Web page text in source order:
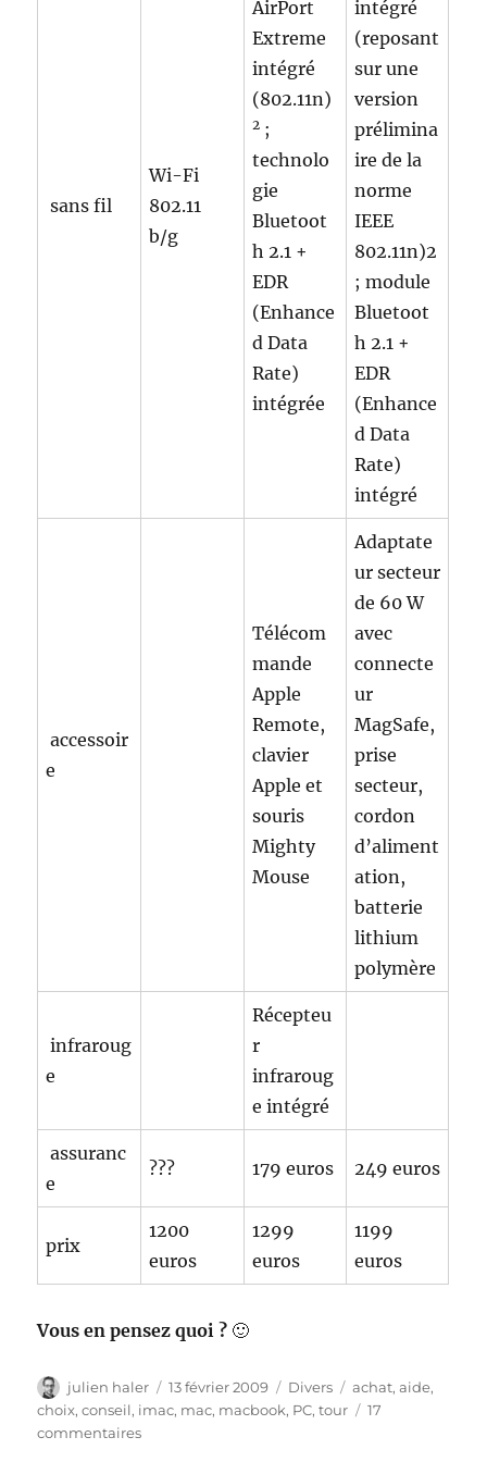
sans fil
Wi-Fi
802.11
b/g
AirPort
Extreme
intégré
(802.11n)
2 ;
technolo
gie
Bluetoot
h 2.1 +
EDR
(Enhance
d Data
Rate)
intégrée
intégré
(reposant
sur une
version
prélimina
ire de la
norme
IEEE
802.11n)2
; module
Bluetoot
h 2.1 +
EDR
(Enhance
d Data
Rate)
intégré
accessoir
e
Télécom
mande
Apple
Remote,
clavier
Apple et
souris
Mighty
Mouse
Adaptate
ur secteur
de 60 W
avec
connecte
ur
MagSafe,
prise
secteur,
cordon
d’aliment
ation,
batterie
lithium
polymère
infraroug
e
Récepteu
r
infraroug
e intégré
assuranc
e
??? 179 euros 249 euros
prix
1200
euros
1299
euros
1199
euros
Vous en pensez quoi ? 🙂
Auteur
julien haler
Publié
le
13 février 2009 Catégories
Divers Étiquettes
achat,aide,
choix,conseil, imac, mac, macbook, PC,tour
17
commentairessur